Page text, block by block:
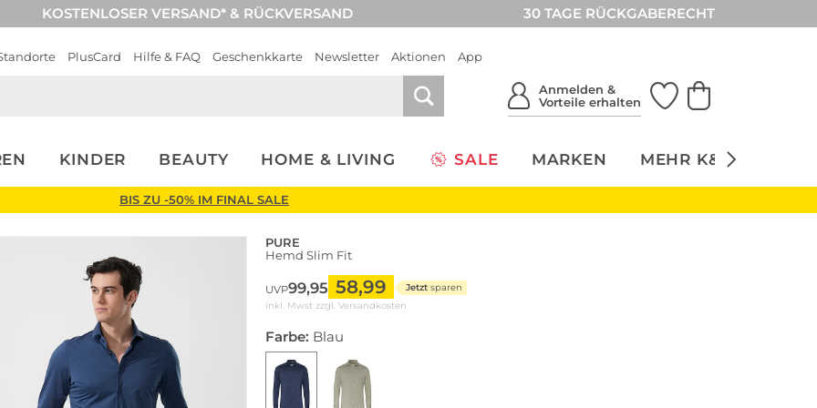
KOSTENLOSER VERSAND* & RÜCKVERSAND 30 TAGE RÜCKGABERECHT
PlusCard Hilfe & FAQ Geschenkkarte Newsletter Aktionen App
Anmelden &
Vorteile erhalten
KINDER BEAUTY HOME & LIVING SALE MARKEN MEHR K&Ö
BIS ZU -50% IM FINAL SALE
PURE
Hemd Slim Fit
UVP99,95 58,99 Jetzt sparen
inkl. Mwst zzgl. Versandkosten
Farbe: Blau